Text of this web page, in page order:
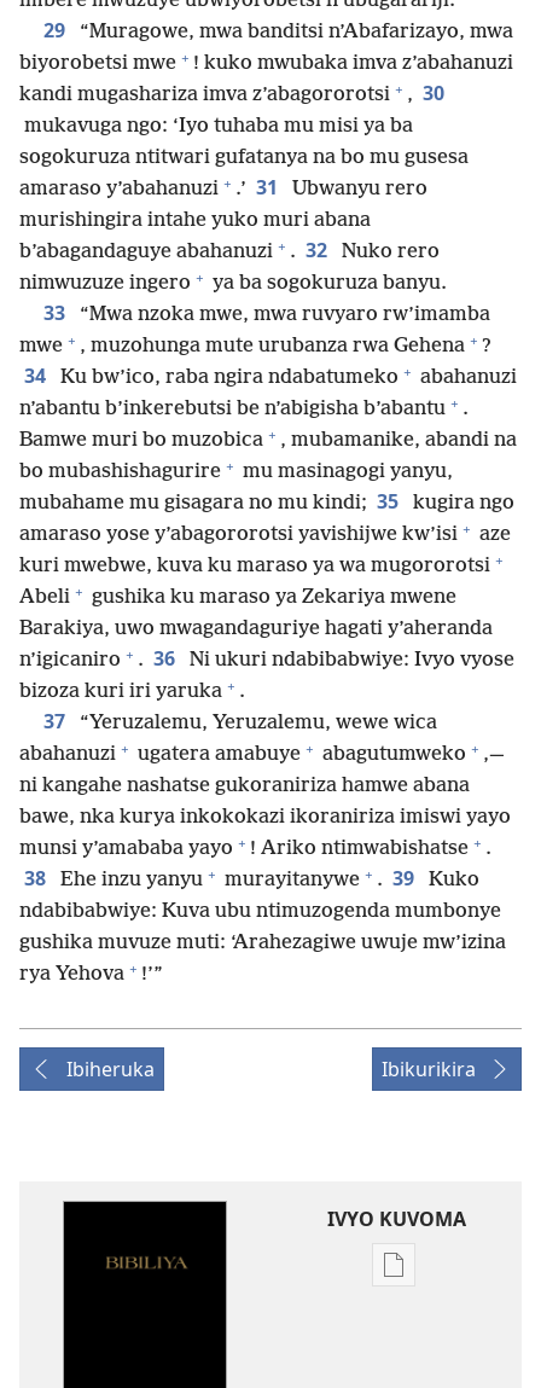
29
“Muragowe, mwa banditsi n’Abafarizayo, mwa
biyorobetsi mwe + ! kuko mwubaka imva z’abahanuzi
kandi mugashariza imva z’abagororotsi + , 30
mukavuga ngo: ‘Iyo tuhaba mu misi ya ba
sogokuruza ntitwari gufatanya na bo mu gusesa
amaraso y’abahanuzi + .’ 31
Ubwanyu rero
murishingira intahe yuko muri abana
b’abagandaguye abahanuzi + . 32
Nuko rero
nimwuzuze ingero + ya ba sogokuruza banyu.
33
“Mwa nzoka mwe, mwa ruvyaro rw’imamba
mwe + , muzohunga mute urubanza rwa Gehena + ?
34 Ku bw’ico, raba ngira ndabatumeko + abahanuzi
n’abantu b’inkerebutsi be n’abigisha b’abantu + .
Bamwe muri bo muzobica + , mubamanike, abandi na
bo mubashishagurire + mu masinagogi yanyu,
mubahame mu gisagara no mu kindi; 35
kugira ngo
amaraso yose y’abagororotsi yavishijwe kw’isi + aze
kuri mwebwe, kuva ku maraso ya wa mugororotsi +
Abeli + gushika ku maraso ya Zekariya mwene
Barakiya, uwo mwagandaguriye hagati y’aheranda
n’igicaniro + . 36
Ni ukuri ndabibabwiye: Ivyo vyose
bizoza kuri iri yaruka + .
37
“Yeruzalemu, Yeruzalemu, wewe wica
abahanuzi + ugatera amabuye + abagutumweko + ,—
ni kangahe nashatse gukoraniriza hamwe abana
bawe, nka kurya inkokokazi ikoraniriza imiswi yayo
munsi y’amababa yayo + ! Ariko ntimwabishatse + .
38 Ehe inzu yanyu + murayitanywe + . 39
Kuko
ndabibabwiye: Kuva ubu ntimuzogenda mumbonye
gushika muvuze muti: ‘Arahezagiwe uwuje mw’izina
rya Yehova + !’”
Ibiheruka Ibikurikira
IVYO KUVOMA
Kuvoma